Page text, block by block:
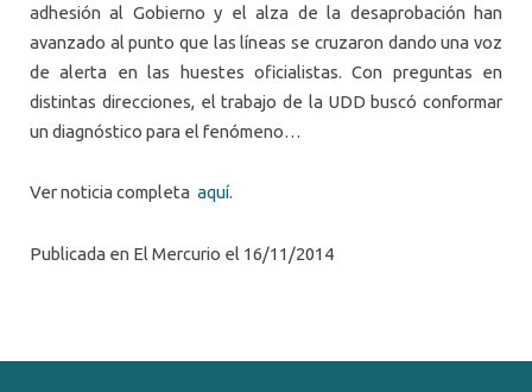
adhesión al Gobierno y el alza de la desaprobación han
avanzado al punto que las líneas se cruzaron dando una voz
de alerta en las huestes oficialistas. Con preguntas en
distintas direcciones, el trabajo de la UDD buscó conformar
un diagnóstico para el fenómeno…
Ver noticia completa aquí.
Publicada en El Mercurio el 16/11/2014